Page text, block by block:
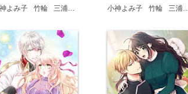
よみ子 竹輪 三浦ひらく 小神よみ子 竹輪 三浦ひらく